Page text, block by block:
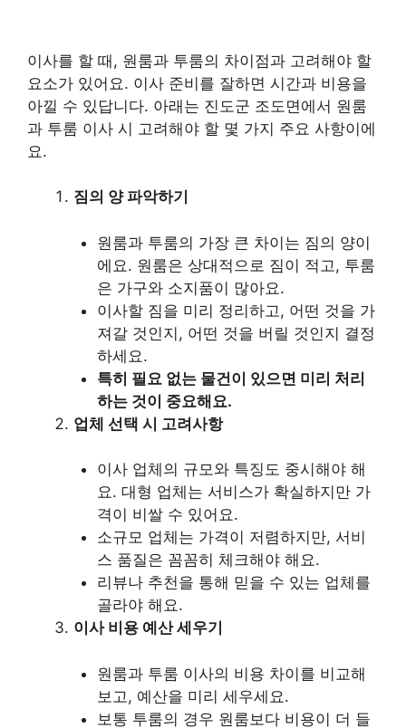
이사를 할 때, 원룸과 투룸의 차이점과 고려해야 할
요소가 있어요. 이사 준비를 잘하면 시간과 비용을
아낄 수 있답니다. 아래는 진도군 조도면에서 원룸
과 투룸 이사 시 고려해야 할 몇 가지 주요 사항이에
요.
짐의 양 파악하기
원룸과 투룸의 가장 큰 차이는 짐의 양이
에요. 원룸은 상대적으로 짐이 적고, 투룸
은 가구와 소지품이 많아요.
이사할 짐을 미리 정리하고, 어떤 것을 가
져갈 것인지, 어떤 것을 버릴 것인지 결정
하세요.
특히 필요 없는 물건이 있으면 미리 처리
하는 것이 중요해요.
업체 선택 시 고려사항
이사 업체의 규모와 특징도 중시해야 해
요. 대형 업체는 서비스가 확실하지만 가
격이 비쌀 수 있어요.
소규모 업체는 가격이 저렴하지만, 서비
스 품질은 꼼꼼히 체크해야 해요.
리뷰나 추천을 통해 믿을 수 있는 업체를
골라야 해요.
이사 비용 예산 세우기
원룸과 투룸 이사의 비용 차이를 비교해
보고, 예산을 미리 세우세요.
보통 투룸의 경우 원룸보다 비용이 더 들